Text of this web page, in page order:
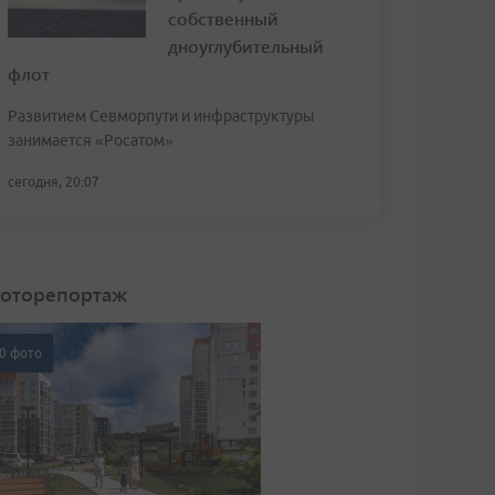
собственный
дноуглубительный
флот
Развитием Севморпути и инфраструктуры
занимается «Росатом»
сегодня, 20:07
фото